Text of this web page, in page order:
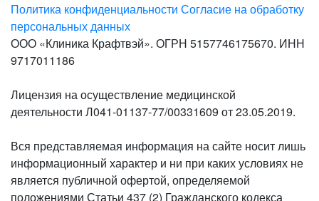
Политика конфиденциальности Согласие на обработку
персональных данных
ООО «Клиника Крафтвэй». ОГРН 5157746175670. ИНН
9717011186
Лицензия на осуществление медицинской
деятельности Л041-01137-77/00331609 от 23.05.2019.
Вся представляемая информация на сайте носит лишь
информационный характер и ни при каких условиях не
является публичной офертой, определяемой
положениями Статьи 437 (2) Гражданского кодекса